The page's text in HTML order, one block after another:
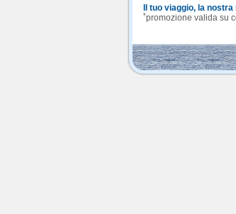
Il tuo viaggio, la
*promozione valida su